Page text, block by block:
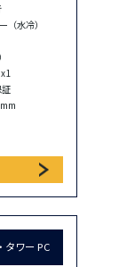
水冷）
タワー PC